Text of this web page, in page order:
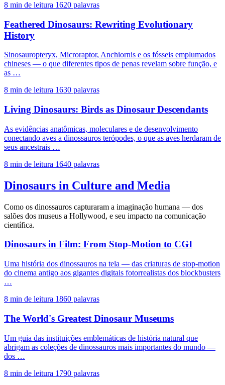
8 min de leitura 1620 palavras
Feathered Dinosaurs: Rewriting Evolutionary
History
Sinosauropteryx, Microraptor, Anchiornis e os fósseis emplumados
chineses — o que diferentes tipos de penas revelam sobre função, e
as …
8 min de leitura 1630 palavras
Living Dinosaurs: Birds as Dinosaur Descendants
As evidências anatômicas, moleculares e de desenvolvimento
conectando aves a dinossauros terópodes, o que as aves herdaram de
seus ancestrais …
8 min de leitura 1640 palavras
Dinosaurs in Culture and Media
Como os dinossauros capturaram a imaginação humana — dos
salões dos museus a Hollywood, e seu impacto na comunicação
científica.
Dinosaurs in Film: From Stop-Motion to CGI
Uma história dos dinossauros na tela — das criaturas de stop-motion
do cinema antigo aos gigantes digitais fotorrealistas dos blockbusters
…
8 min de leitura 1860 palavras
The World's Greatest Dinosaur Museums
Um guia das instituições emblemáticas de história natural que
abrigam as coleções de dinossauros mais importantes do mundo —
dos …
8 min de leitura 1790 palavras